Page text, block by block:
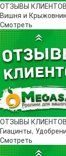
ОТЗЫВЫ КЛИЕНТОВ
Вишня и
Смотреть
ОТЗЫВЫ
Гиацинты,
Смотреть